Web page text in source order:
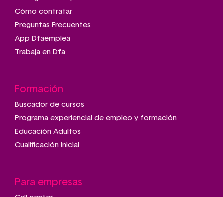
Cómo contratar
Preguntas Frecuentes
App Dfaemplea
Trabaja en Dfa
Formación
Buscador de cursos
Programa experiencial de empleo y formación
Educación Adultos
Cualificación Inicial
Para empresas